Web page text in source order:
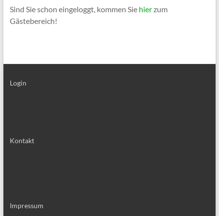
Sind Sie schon eingeloggt, kommen Sie hierzum
Gästebereich!
Login
Kontakt
Impressum